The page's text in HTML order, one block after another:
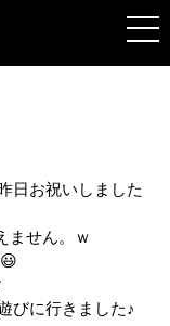
日お祝いしました
ません。ｗ
びに行きました♪